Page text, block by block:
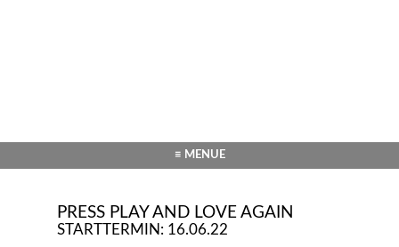
≡ MENUE
PRESS PLAY AND LOVE AGAIN
STARTTERMIN: 16.06.22